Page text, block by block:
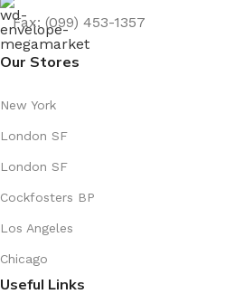
Fax: (099) 453-1357
Our Stores
New York
London SF
London SF
Cockfosters BP
Los Angeles
Chicago
Useful Links